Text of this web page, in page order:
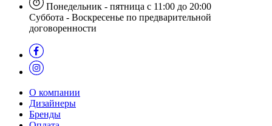
Понедельник - пятница с 11:00 до 20:00
Суббота - Воскресенье по предварительной
договоренности
О компании
Дизайнеры
Бренды